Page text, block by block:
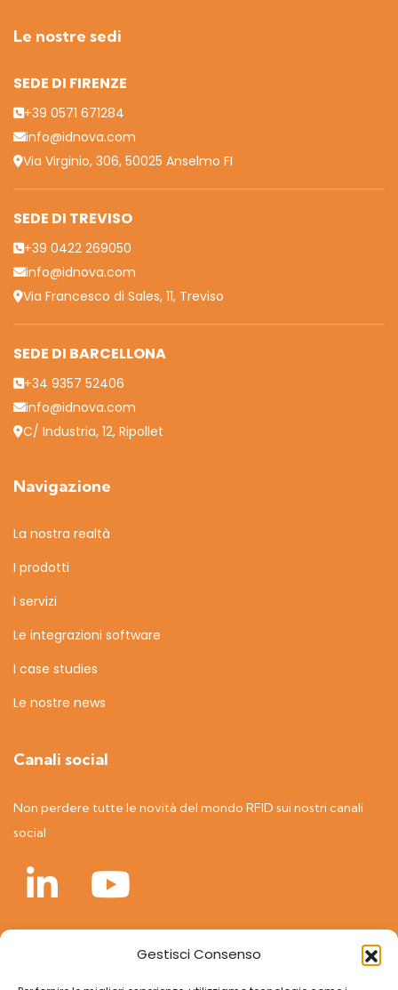
Gestisci Consenso
Le nostre sedi
SEDE DI FIRENZE
+39 0571 671284
info@idnova.com
Via Virginio, 306, 50025 Anselmo FI
SEDE DI TREVISO
+39 0422 269050
info@idnova.com
Via Francesco di Sales, 11, Treviso
SEDE DI BARCELLONA
+34 9357 52406
info@idnova.com
C/ Industria, 12, Ripollet
Navigazione
La nostra realtà
I prodotti
I servizi
Le integrazioni software
I case studies
Le nostre news
Canali social
Non perdere tutte le novità del mondo RFID sui nostri canali
social
A world of RFID solutions